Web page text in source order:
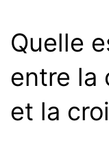
Quelle
entre la
et la